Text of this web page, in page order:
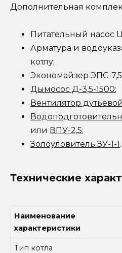
Дополнительная
Питательный насос
Арматура и
котлу;
Экономайзер ЭПС-
Дымосос Д-3,5-1500;
Вентилятор
или ВПУ-2,5;
Золоуловитель ЗУ-1-1 .
Технические
Наименование
характеристики
Тип котла